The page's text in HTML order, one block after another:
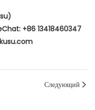
+86 13418460347
Следующий